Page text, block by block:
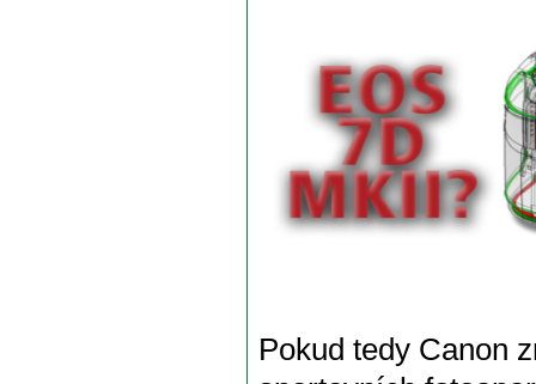
Pokud tedy Canon